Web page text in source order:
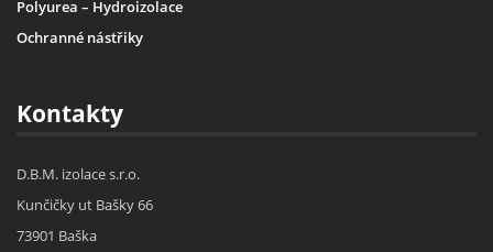
Polyurea – Hydroizolace
Ochranné nástřiky
Kontakty
D.B.M. izolace s.r.o.
Kunčičky ut Bašky 66
73901 Baška